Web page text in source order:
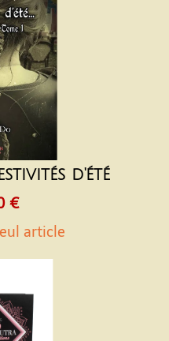
d'été
€
article